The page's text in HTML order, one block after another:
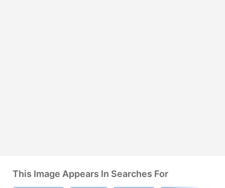
This Image Appears In Searches For